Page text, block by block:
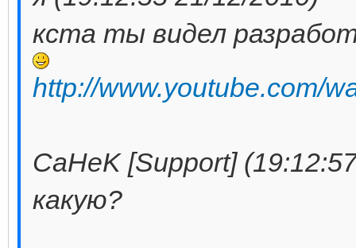
кста ты видел
http://www.youtube.com/
CaHeK [Support]
какую?